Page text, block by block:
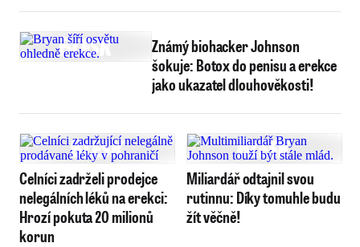
Známý biohacker Johnson
šokuje: Botox do penisu a erekce
jako ukazatel dlouhověkosti!
Celníci zadrželi prodejce
nelegálních léků na erekci:
Hrozí pokuta 20 milionů
korun
Miliardář odtajnil svou
rutinnu: Díky tomuhle budu
žít věčně!